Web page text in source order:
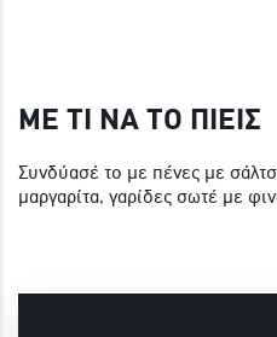
ΜΕ ΤΙ ΝΑ ΤΟ ΠΙΕΙΣ
Συνδύασέ το με πένες με
μαργαρίτα, γαρίδες σωτέ με